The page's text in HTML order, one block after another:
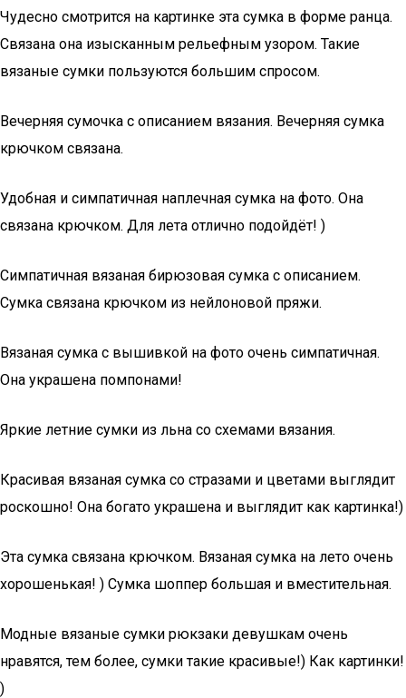
Чудесно смотрится на картинке эта сумка в форме ранца.
Связана она изысканным рельефным узором. Такие
вязаные сумки пользуются большим спросом.
Вечерняя сумочка с описанием вязания. Вечерняя сумка
крючком связана.
Удобная и симпатичная наплечная сумка на фото. Она
связана крючком. Для лета отлично подойдёт! )
Симпатичная вязаная бирюзовая сумка с описанием.
Сумка связана крючком из нейлоновой пряжи.
Вязаная сумка с вышивкой на фото очень симпатичная.
Она украшена помпонами!
Яркие летние сумки из льна со схемами вязания.
Красивая вязаная сумка со стразами и цветами выглядит
роскошно! Она богато украшена и выглядит как картинка!)
Эта сумка связана крючком. Вязаная сумка на лето очень
хорошенькая! ) Сумка шоппер большая и вместительная.
Модные вязаные сумки рюкзаки девушкам очень
нравятся, тем более, сумки такие красивые!) Как картинки!
)